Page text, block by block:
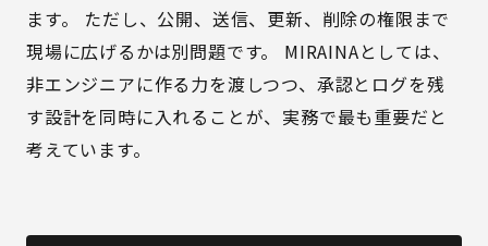
ます。 ただし、公開、送信、更新、削除の権限まで
現場に広げるかは別問題です。 MIRAINAとしては、
非エンジニアに作る力を渡しつつ、承認とログを残
す設計を同時に入れることが、実務で最も重要だと
考えています。